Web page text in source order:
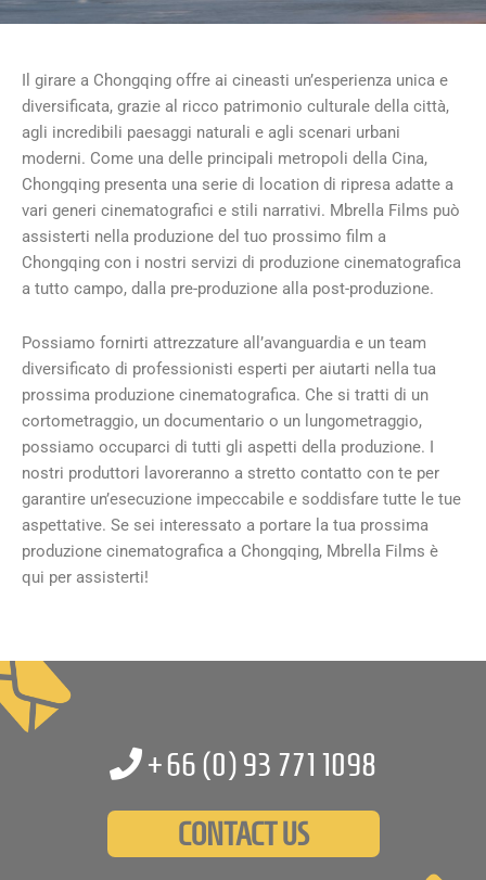
Il girare a Chongqing offre ai cineasti un’esperienza unica e
diversificata, grazie al ricco patrimonio culturale della città,
agli incredibili paesaggi naturali e agli scenari urbani
moderni. Come una delle principali metropoli della Cina,
Chongqing presenta una serie di location di ripresa adatte a
vari generi cinematografici e stili narrativi. Mbrella Films può
assisterti nella produzione del tuo prossimo film a
Chongqing con i nostri servizi di produzione cinematografica
a tutto campo, dalla pre-produzione alla post-produzione.
Possiamo fornirti attrezzature all’avanguardia e un team
diversificato di professionisti esperti per aiutarti nella tua
prossima produzione cinematografica. Che si tratti di un
cortometraggio, un documentario o un lungometraggio,
possiamo occuparci di tutti gli aspetti della produzione. I
nostri produttori lavoreranno a stretto contatto con te per
garantire un’esecuzione impeccabile e soddisfare tutte le tue
aspettative. Se sei interessato a portare la tua prossima
produzione cinematografica a Chongqing, Mbrella Films è
qui per assisterti!
+66 (0)93 771 1098
CONTACT US